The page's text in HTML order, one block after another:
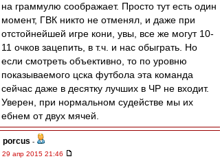
на граммулю соображает. Просто тут есть один
момент, ГВК никто не отменял, и даже при
отстойнейшей игре кони, увы, все же могут 10-
11 очков зацепить, в т.ч. и нас обыграть. Но
если смотреть объективно, то по уровню
показываемого цска футбола эта команда
сейчас даже в десятку лучших в ЧР не входит.
Уверен, при нормальном судействе мы их
ебнем от двух мячей.
porcus -
29 апр 2015 21:46